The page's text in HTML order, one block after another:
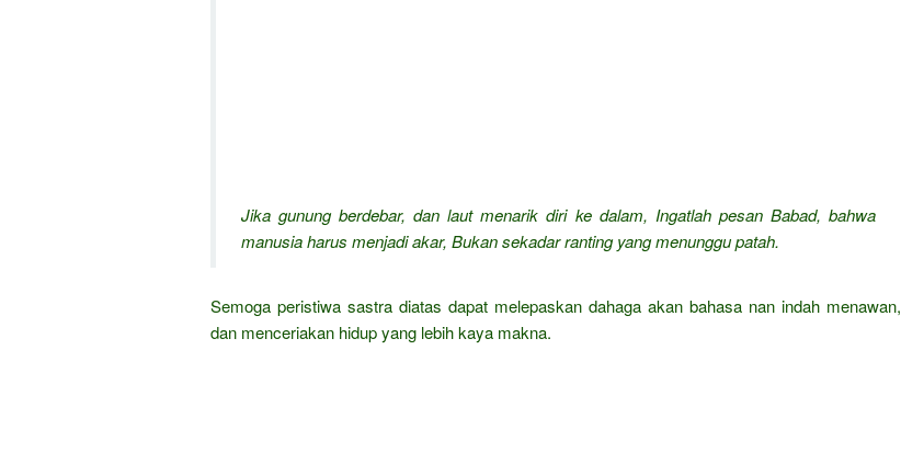
Jika gunung berdebar, dan laut menarik diri ke dalam, Ingatlah pesan Babad, bahwa
manusia harus menjadi akar, Bukan sekadar ranting yang menunggu patah.
Semoga peristiwa sastra diatas dapat melepaskan dahaga akan bahasa nan indah menawan,
dan menceriakan hidup yang lebih kaya makna.